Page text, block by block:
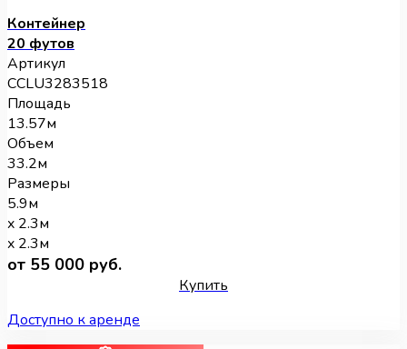
Контейнер
20 футов
Артикул
CCLU3283518
Площадь
13.57м
Объем
33.2м
Размеры
5.9м
x 2.3м
x 2.3м
от 55 000 руб.
Купить
Доступно к аренде